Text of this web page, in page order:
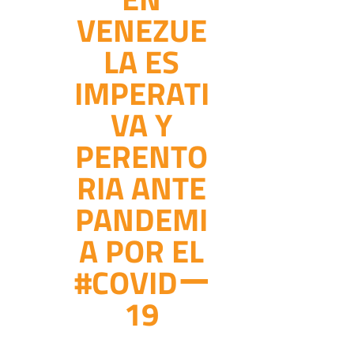
VENEZUE
LA ES
IMPERATI
VA Y
PERENTO
RIA ANTE
PANDEMI
A POR EL
#COVIDー
19